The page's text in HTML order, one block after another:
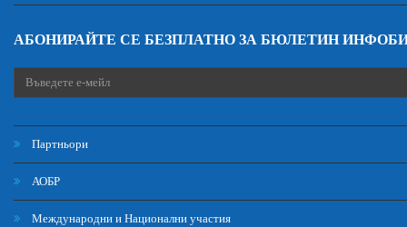
АБОНИРАЙТЕ СЕ БЕЗПЛАТНО ЗА БЮЛЕТИН
Партньори
АОБР
Международни и Национални участия